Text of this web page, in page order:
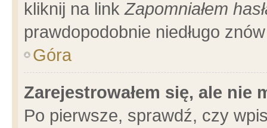
kliknij na linkZapomniałem
prawdopodobnie niedługo
Góra
Zarejestrowałem się, ale nie
Po pierwsze, sprawdź, czy